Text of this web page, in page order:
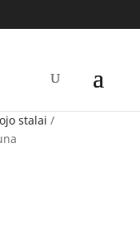
stalai /